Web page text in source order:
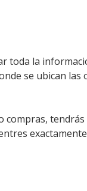
toda la
se ubican las
compras,